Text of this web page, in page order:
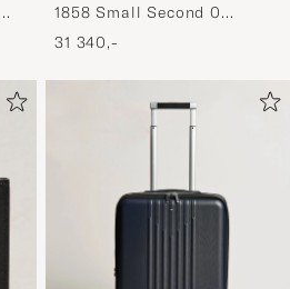
1858 Small Second 0
Oxygen Black
31 340,-